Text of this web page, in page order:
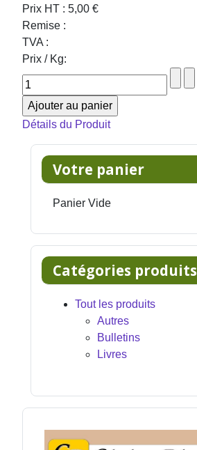
Prix HT : 5,00 €
Remise :
TVA :
Prix / Kg:
Détails du Produit
Votre panier
Panier Vide
Catégories produits
Tout les produits
Autres
Bulletins
Livres